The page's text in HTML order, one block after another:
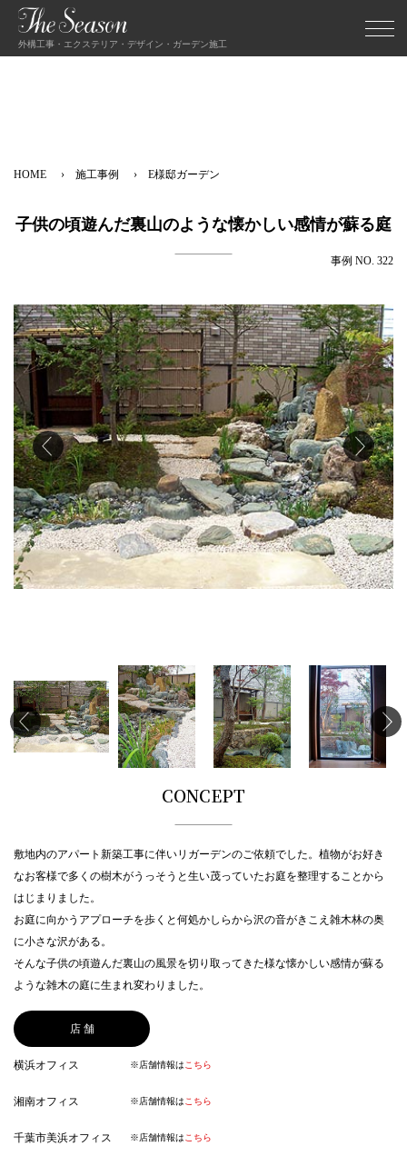
外構工事・エクステリア・デザイン・ガーデン施工
HOME 施工事例 E様邸ガーデン
子供の頃遊んだ裏山のような懐かしい感情が蘇る庭
事例 NO. 322
CONCEPT
敷地内のアパート新築工事に伴いリガーデンのご依頼でした。植物がお好き
なお客様で多くの樹木がうっそうと生い茂っていたお庭を整理することから
はじまりました。
お庭に向かうアプローチを歩くと何処かしらから沢の音がきこえ雑木林の奥
に小さな沢がある。
そんな子供の頃遊んだ裏山の風景を切り取ってきた様な懐かしい感情が蘇る
ような雑木の庭に生まれ変わりました。
店 舗
横浜オフィス
湘南オフィス
千葉市美浜オフィス
※店舗情報は こちら
※店舗情報は こちら
※店舗情報は こちら